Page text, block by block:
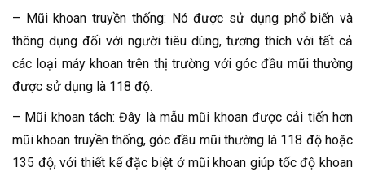
– Mũi khoan truyền thống: Nó được sử dụng phổ biến và
thông dụng đối với người tiêu dùng, tương thích với tất cả
các loại máy khoan trên thị trường với góc đầu mũi thường
được sử dụng là 118 độ.
– Mũi khoan tách: Đây là mẫu mũi khoan được cải tiến hơn
mũi khoan truyền thống, góc đầu mũi thường là 118 độ hoặc
135 độ, với thiết kế đặc biệt ở mũi khoan giúp tốc độ khoan